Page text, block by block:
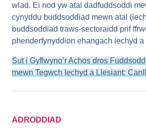
wlad. Ei nod yw atal dadfuddsoddi
cynyddu buddsoddiad mewn atal
buddsoddiad traws-sectoraidd prif
phenderfynyddion ehangach iechyd a
Sut i Gyflwyno’r Achos dros
mewn Tegwch Iechyd a Llesiant:
ADRODDIAD